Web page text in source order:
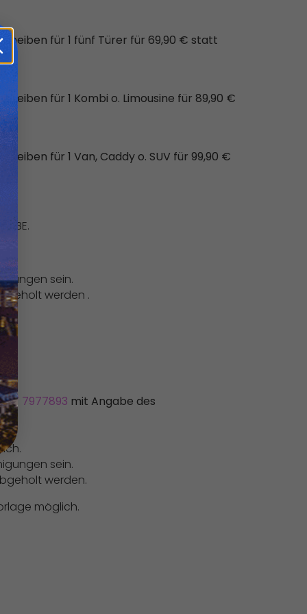
für 1 fünf Türer für 69,90 € statt
für 1 Kombi o. Limousine für 89,90 €
für 1 Van, Caddy o. SUV für 99,90 €
sein.
werden .
7977893 mit Angabe des
sein.
werden.
möglich.